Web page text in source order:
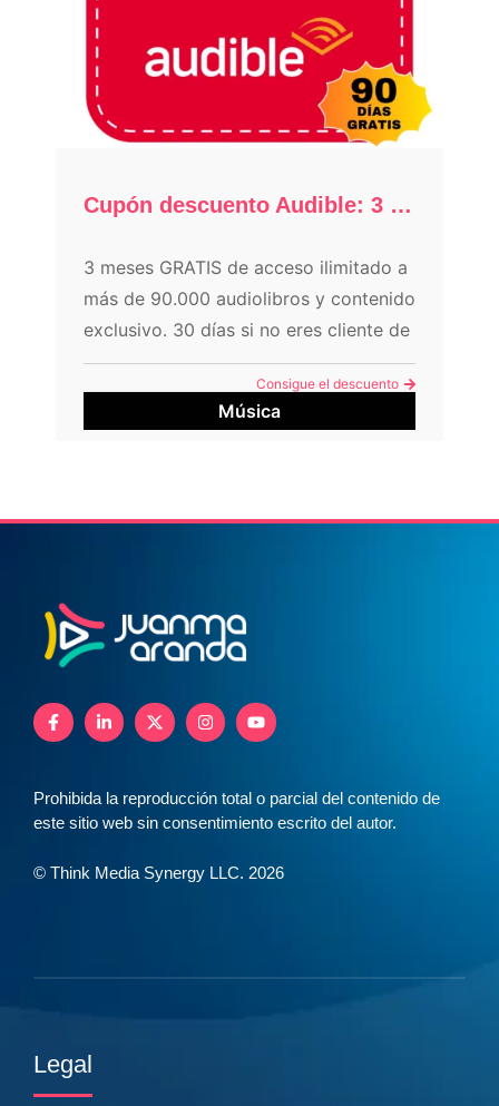
Cupón descuento Audible: 3 meses GRATIS
3 meses GRATIS de acceso ilimitado a
más de 90.000 audiolibros y contenido
exclusivo. 30 días si no eres cliente de
Amazon Prime.
Consigue el descuento
Música
Prohibida la reproducción total o parcial del contenido de
este sitio web sin consentimiento escrito del autor.
© Think Media Synergy LLC. 2026
Legal